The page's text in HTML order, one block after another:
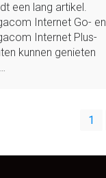
een lang artikel.
Internet Go- en
Internet Plus-
kunnen genieten
1